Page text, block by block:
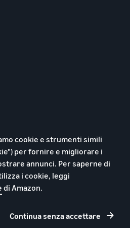
sulla privacy
e condizioni
cookie e strumenti simili
per fornire e migliorare i
annunci. Per saperne di
i cookie, leggi
di Amazon.
Continua senza accettare